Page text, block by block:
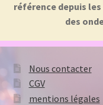
référence depuis
des
Nous contacter
CGV
mentions légales